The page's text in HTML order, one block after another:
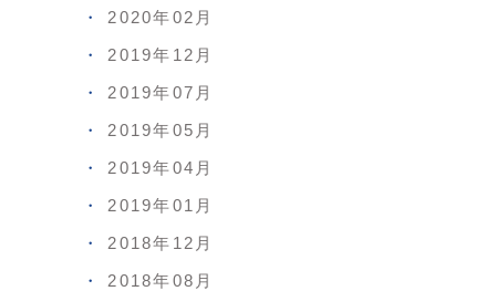
2020年02月
2019年12月
2019年07月
2019年05月
2019年04月
2019年01月
2018年12月
2018年08月